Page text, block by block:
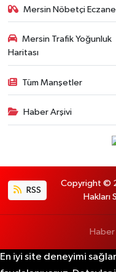
Mersin Nöbetçi
Mersin Trafik Yoğunluk
Haritası
Tüm Manşetler
Haber Arşivi
RSS
Copyright ©
Hakları
Haber
En iyi site deneyimi